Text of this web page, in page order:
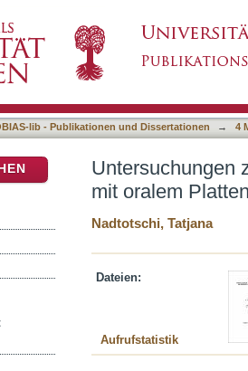
lib - Publikationen und Dissertationen → 4
Untersuchungen
mit oralem
Nadtotschi, Tatjana
Dateien:
Aufrufstatistik